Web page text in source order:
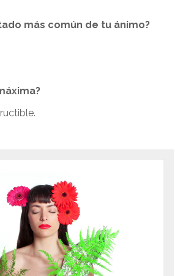
más común de tu ánimo?